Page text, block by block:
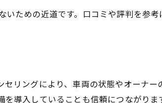
ための近道です。口コミや評判を参考
リングにより、車両の状態やオーナー
導入していることも信頼につながりま